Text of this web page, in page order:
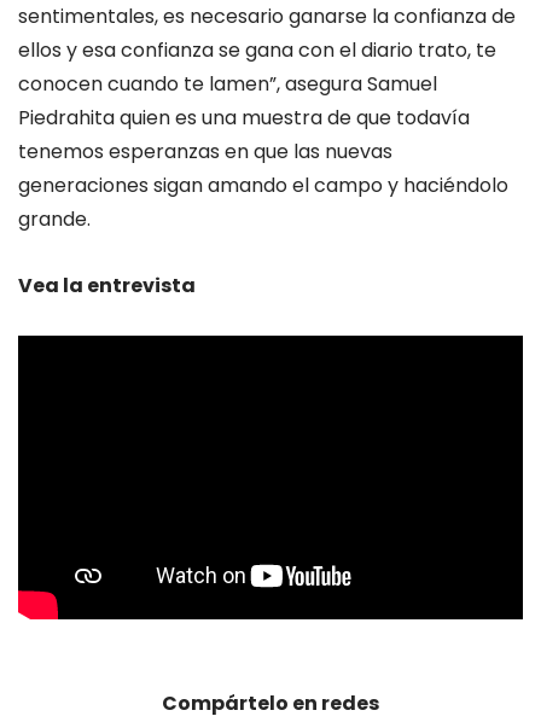
sentimentales, es necesario ganarse la confianza de
ellos y esa confianza se gana con el diario trato, te
conocen cuando te lamen”, asegura Samuel
Piedrahita quien es una muestra de que todavía
tenemos esperanzas en que las nuevas
generaciones sigan amando el campo y haciéndolo
grande.
Vea la entrevista
Compártelo en redes